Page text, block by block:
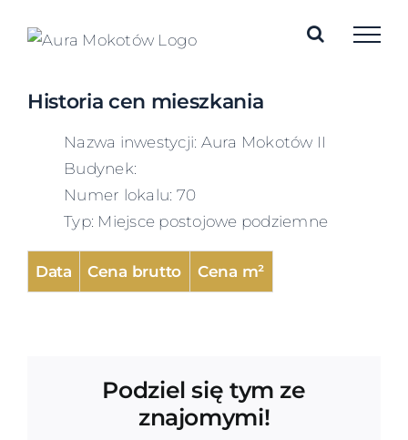
Historia cen mieszkania
Nazwa inwestycji: Aura Mokotów II
Budynek:
Numer lokalu: 70
Typ: Miejsce postojowe podziemne
Data Cena brutto Cena m²
Podziel się tym ze
znajomymi!